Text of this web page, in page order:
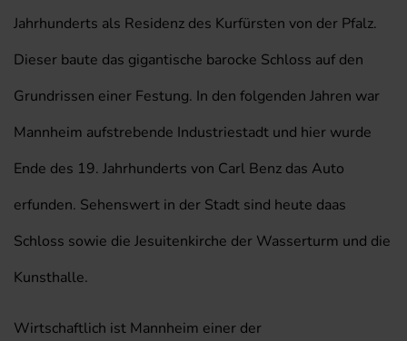
Jahrhunderts als Residenz des Kurfürsten von der Pfalz.
Dieser baute das gigantische barocke Schloss auf den
Grundrissen einer Festung. In den folgenden Jahren war
Mannheim aufstrebende Industriestadt und hier wurde
Ende des 19. Jahrhunderts von Carl Benz das Auto
erfunden. Sehenswert in der Stadt sind heute daas
Schloss sowie die Jesuitenkirche der Wasserturm und die
Kunsthalle.
Wirtschaftlich ist Mannheim einer der